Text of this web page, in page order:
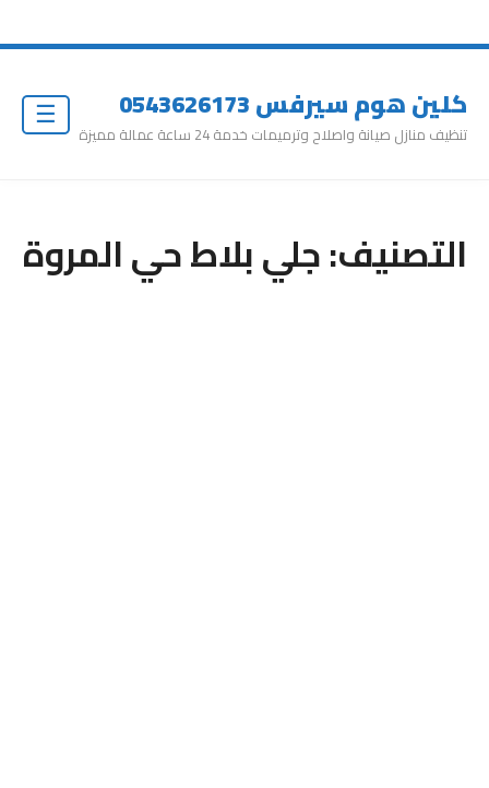
كلين هوم سيرفس 0543626173
تنظيف منازل صيانة واصلاح وترميمات خدمة 24 ساعة عمالة مميزة
التصنيف:جلي بلاط حي المروة